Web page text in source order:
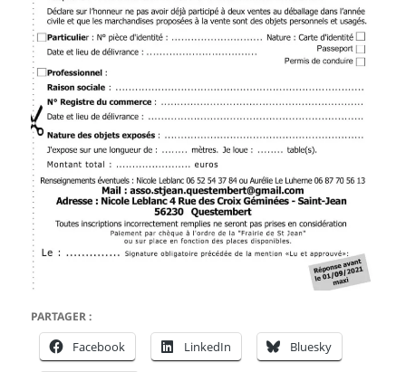
PARTAGER :
Facebook LinkedIn Bluesky